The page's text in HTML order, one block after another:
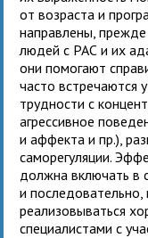
от возраста и
направлены,
людей с РАС и их
они помогают
часто встречаются
трудности с
агрессивное
и аффекта и пр.),
саморегуляции.
должна включать в
и
реализовываться
специалистами с